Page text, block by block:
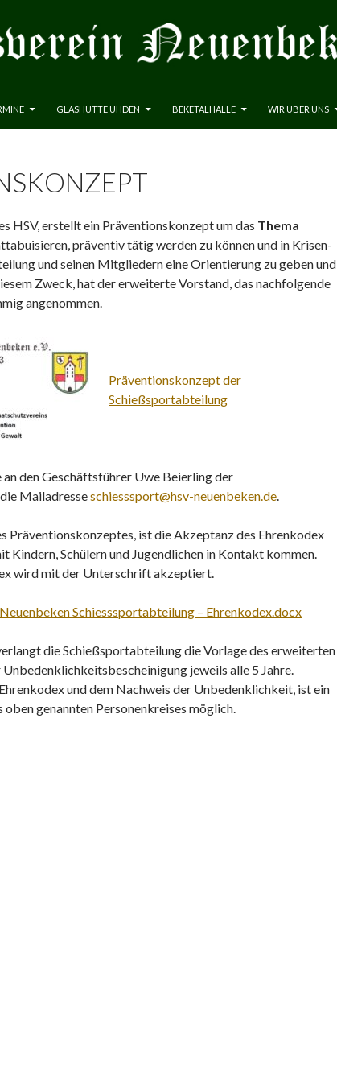
GLASHÜTTE UHDEN BEKETALHALLE WIR ÜBER UNS
HSV, erstellt ein Präventionskonzept um das Thema
präventiv tätig werden zu können und in Krisen-
und seinen Mitgliedern eine Orientierung zu geben und
Zweck, hat der erweiterte Vorstand, das nachfolgende
angenommen.
Präventionskonzept der
Schießsportabteilung
den Geschäftsführer Uwe Beierling der
Mailadresseschiesssport@hsv-neuenbeken.de.
Präventionskonzeptes, ist die Akzeptanz des Ehrenkodex
Kindern, Schülern und Jugendlichen in Kontakt kommen.
wird mit der Unterschrift akzeptiert.
Schiesssportabteilung – Ehrenkodex.docx
die Schießsportabteilung die Vorlage des erweiterten
Unbedenklichkeitsbescheinigung jeweils alle 5 Jahre.
und dem Nachweis der Unbedenklichkeit, ist ein
oben genannten Personenkreises möglich.